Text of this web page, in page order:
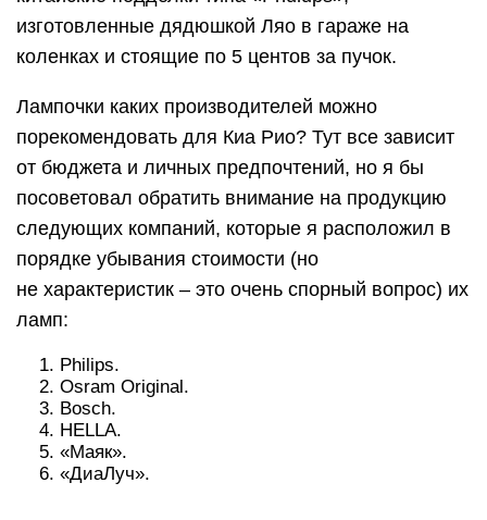
изготовленные дядюшкой Ляо в гараже на
коленках и стоящие по 5 центов за пучок.
Лампочки каких производителей можно
порекомендовать для Киа Рио? Тут все зависит
от бюджета и личных предпочтений, но я бы
посоветовал обратить внимание на продукцию
следующих компаний, которые я расположил в
порядке убывания стоимости (но
не характеристик – это очень спорный вопрос) их
ламп:
Philips.
Osram Original.
Bosch.
HELLA.
«Маяк».
«ДиаЛуч».